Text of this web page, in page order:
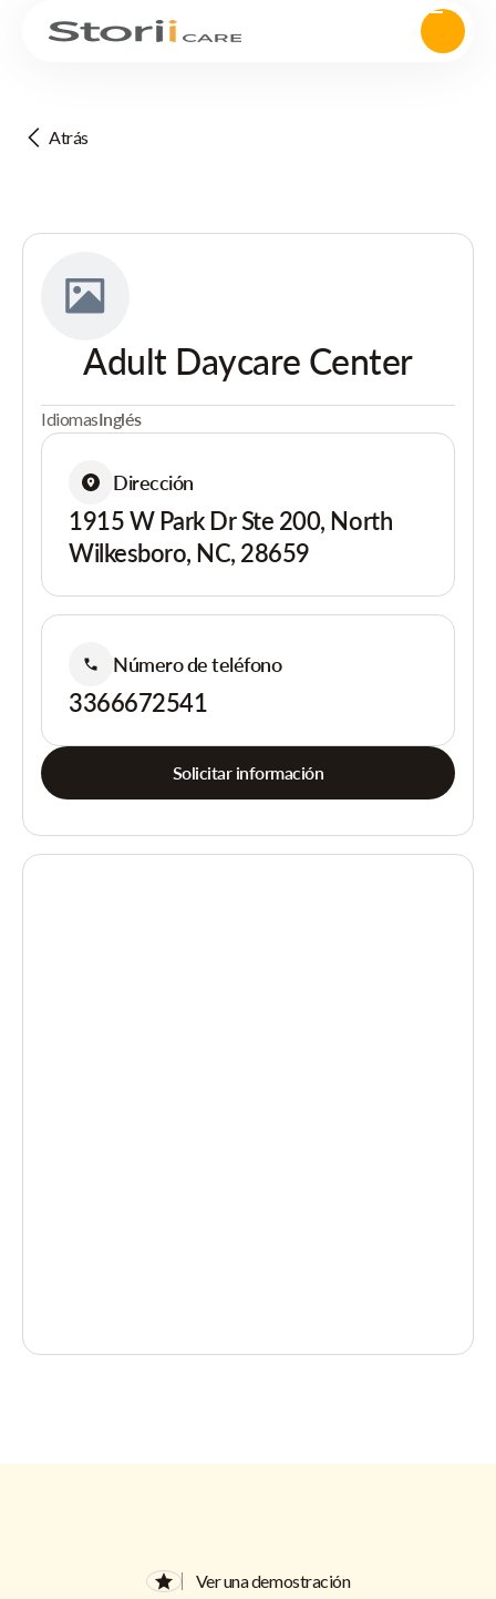
Atrás
Adult Daycare Center
IdiomasInglés
Dirección
1915 W Park Dr Ste 200, North
Wilkesboro, NC, 28659
Número de teléfono
3366672541
Solicitar información
Ver una demostración